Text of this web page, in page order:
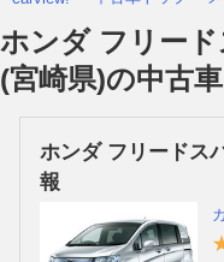
ホンダ フリー
(宮崎県)の中古車
ホンダ フリードス
報